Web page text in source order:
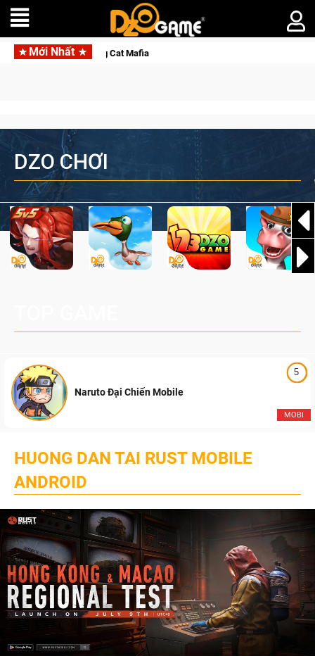
Mới Nhất
giới ngầm trong Cat Mafia
DZO CHƠI
5
MOBI
Naruto Đại Chiến Mobile
HUONG DAN TAI RUST MOBILE
ANDROID